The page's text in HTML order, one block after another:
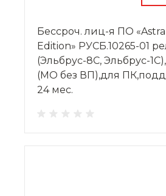
Бессроч. лиц-я ПО «Astra
Edition» РУСБ.10265-01
(Эльбрус-8С, Эльбрус-1С),
(МО без ВП),для
24 мес.